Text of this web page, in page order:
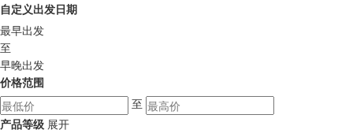
自定义出发日期
最早出发
至
早晚出发
价格范围
至
产品等级 展开